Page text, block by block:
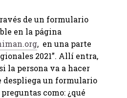
de un formulario
en la página
, en una parte
2021”. Allí entra,
la persona va a hacer
despliega un formulario
como: ¿qué